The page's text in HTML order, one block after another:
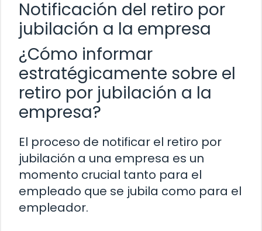
Notificación del retiro por
jubilación a la empresa
¿Cómo informar
estratégicamente sobre el
retiro por jubilación a la
empresa?
El proceso de notificar el retiro por
jubilación a una empresa es un
momento crucial tanto para el
empleado que se jubila como para el
empleador.